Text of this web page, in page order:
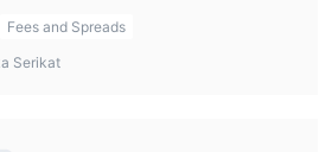
some uncertainty. I’d feel more
any hidden fees associated with
Fees and Spreads
Serikat